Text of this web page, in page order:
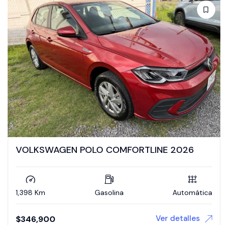
VOLKSWAGEN POLO COMFORTLINE 2026
1,398 Km Gasolina Automática
$346,900 Ver detalles